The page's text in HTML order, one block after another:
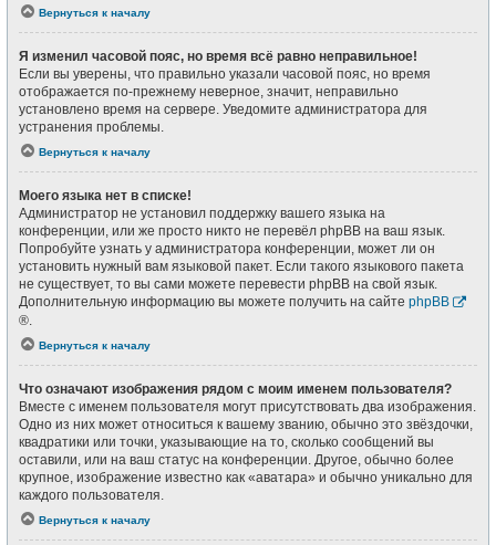
Вернуться к началу
Я изменил часовой пояс, но время всё равно неправильное!
Если вы уверены, что правильно указали часовой пояс, но время
отображается по-прежнему неверное, значит, неправильно
установлено время на сервере. Уведомите администратора для
устранения проблемы.
Вернуться к началу
Моего языка нет в списке!
Администратор не установил поддержку вашего языка на
конференции, или же просто никто не перевёл phpBB на ваш язык.
Попробуйте узнать у администратора конференции, может ли он
установить нужный вам языковой пакет. Если такого языкового пакета
не существует, то вы сами можете перевести phpBB на свой язык.
Дополнительную информацию вы можете получить на сайте phpBB
®.
Вернуться к началу
Что означают изображения рядом с моим именем пользователя?
Вместе с именем пользователя могут присутствовать два изображения.
Одно из них может относиться к вашему званию, обычно это звёздочки,
квадратики или точки, указывающие на то, сколько сообщений вы
оставили, или на ваш статус на конференции. Другое, обычно более
крупное, изображение известно как «аватара» и обычно уникально для
каждого пользователя.
Вернуться к началу